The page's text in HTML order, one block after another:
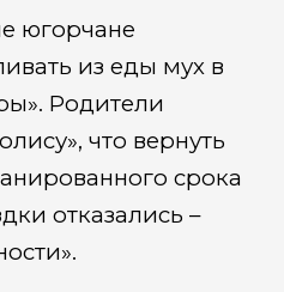
югорчане
из еды мух в
Родители
что вернуть
срока
отказались –